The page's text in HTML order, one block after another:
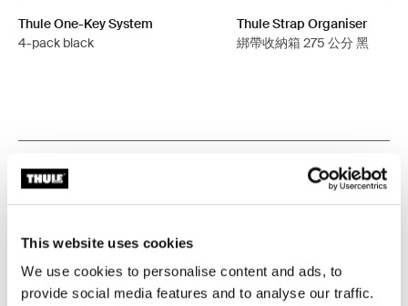
This website uses cookies
We use cookies to personalise content and ads, to
provide social media features and to analyse our traffic.
Thule One-Key System
4-pack black
Thule Strap Organiser
綁帶收納箱 275 公分 黑
產品說明
Toggle techspec
技術規格